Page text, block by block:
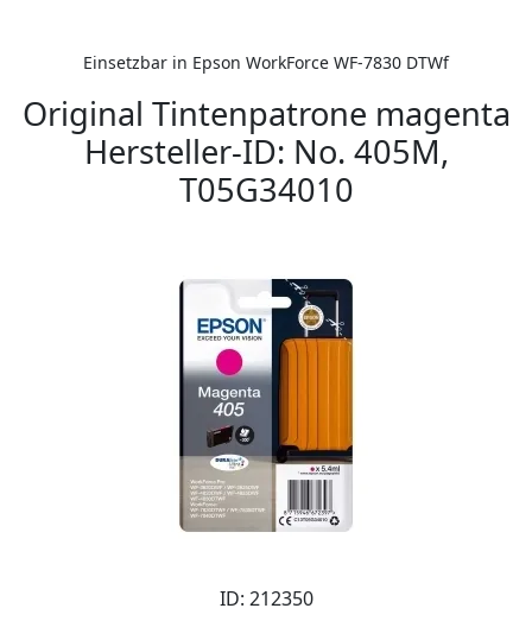
Einsetzbar in Epson WorkForce WF-7830 DTWf
Original Tintenpatrone magenta
Hersteller-ID: No. 405M,
T05G34010
ID: 212350